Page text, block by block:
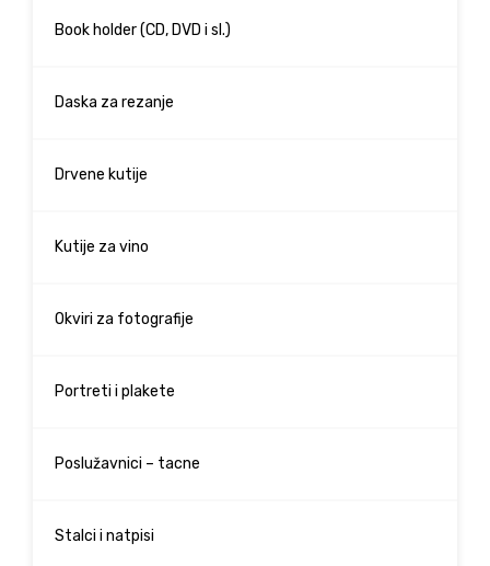
Book holder (CD, DVD i sl.)
Daska za rezanje
Drvene kutije
Kutije za vino
Okviri za fotografije
Portreti i plakete
Poslužavnici – tacne
Stalci i natpisi